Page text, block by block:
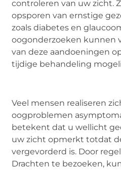
controleren van uw zicht.
opsporen van ernstige
zoals diabetes en
oogonderzoeken kunnen
van deze aandoeningen
tijdige behandeling
Veel mensen realiseren
oogproblemen
betekent dat u wellicht
uw zicht opmerkt totdat
vergevorderd is. Door
Drachten te bezoeken,